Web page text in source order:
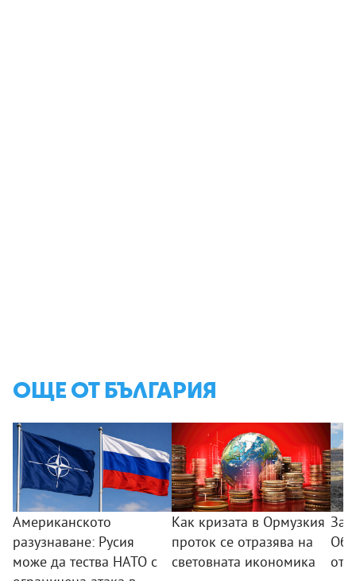
ОЩЕ ОТ БЪЛГАРИЯ
Американското
разузнаване: Русия
може да тества НАТО с
Как кризата в Ормузкия
проток се отразява на
световната икономика
от